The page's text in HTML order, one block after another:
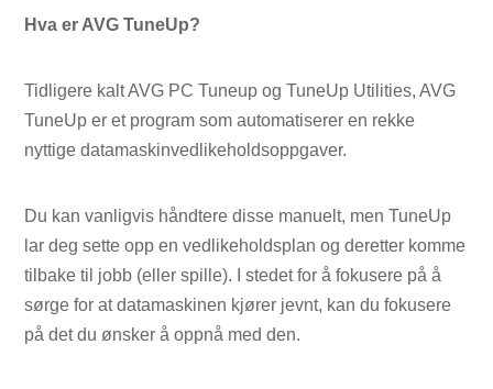
Hva er AVG TuneUp?
Tidligere kalt AVG PC Tuneup og TuneUp Utilities, AVG
TuneUp er et program som automatiserer en rekke
nyttige datamaskinvedlikeholdsoppgaver.
Du kan vanligvis håndtere disse manuelt, men TuneUp
lar deg sette opp en vedlikeholdsplan og deretter komme
tilbake til jobb (eller spille). I stedet for å fokusere på å
sørge for at datamaskinen kjører jevnt, kan du fokusere
på det du ønsker å oppnå med den.